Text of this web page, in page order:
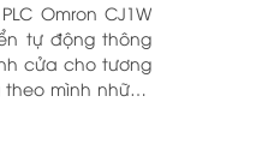
tự động thông
cửa cho tương
mình những